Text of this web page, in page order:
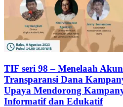
TIF seri 98 – Menelaah
Transparansi Dana
Upaya Mendorong
Informatif dan Edukatif